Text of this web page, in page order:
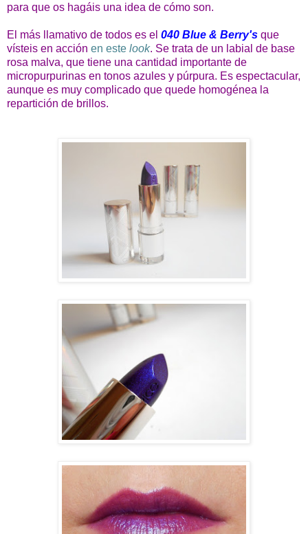
para que os hagáis una idea de cómo son.
El más llamativo de todos es el 040 Blue & Berry's que
vísteis en acción en este look. Se trata de un labial de base
rosa malva, que tiene una cantidad importante de
micropurpurinas en tonos azules y púrpura. Es espectacular,
aunque es muy complicado que quede homogénea la
repartición de brillos.